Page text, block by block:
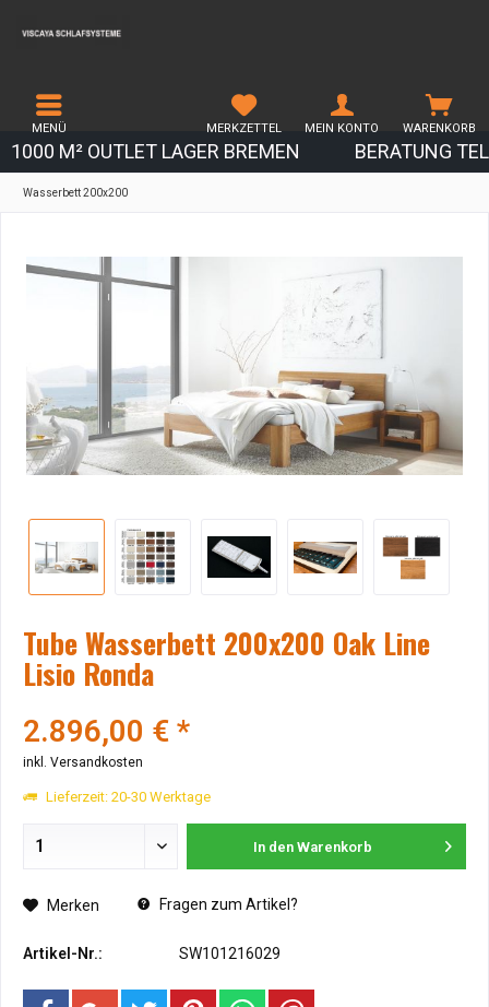
1000 M² OUTLET LAGER BREMEN BERATUNG
MENÜ WARENKORB
MERKZETTEL MEIN KONTO
Wasserbett 200x200
Tube Wasserbett 200x200 Oak Line
Lisio Ronda
2.896,00 € *
inkl. Versandkosten
Lieferzeit: 20-30 Werktage
In den Warenkorb
Merken Fragen zum Artikel?
Artikel-Nr.: SW101216029